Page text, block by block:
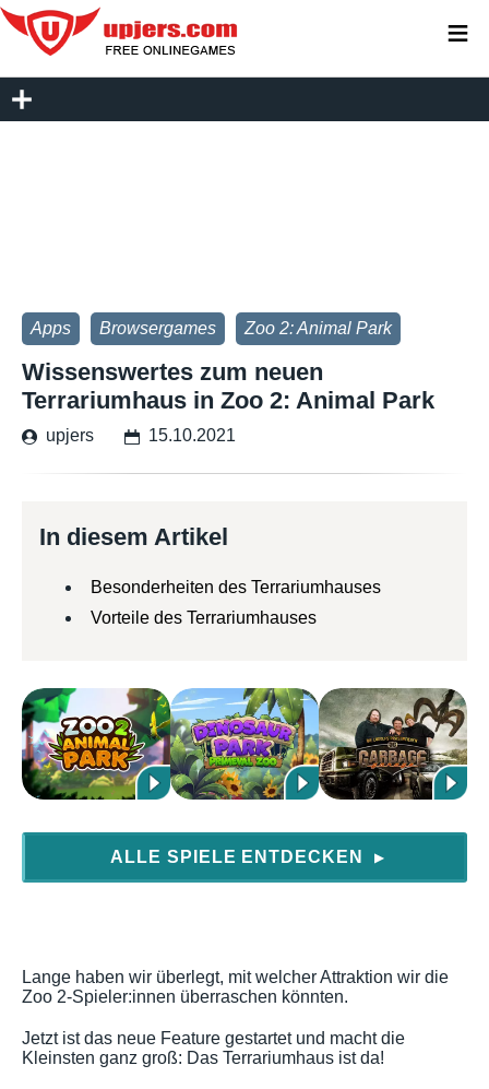
Apps Browsergames Zoo 2: Animal Park
Wissenswertes zum neuen
Terrariumhaus in Zoo 2: Animal Park
upjers 15.10.2021
In diesem Artikel
Besonderheiten des Terrariumhauses
Vorteile des Terrariumhauses
ALLE SPIELE ENTDECKEN ▶
Lange haben wir überlegt, mit welcher Attraktion wir die
Zoo 2-Spieler:innen überraschen könnten.
Jetzt ist das neue Feature gestartet und macht die
Kleinsten ganz groß: Das Terrariumhaus ist da!
≡